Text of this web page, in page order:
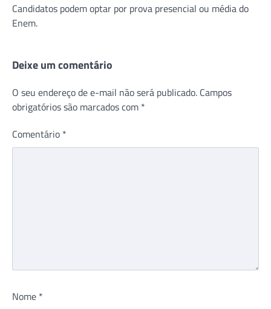
Candidatos podem optar por prova presencial ou média do
Enem.
Deixe um comentário
O seu endereço de e-mail não será publicado. Campos
obrigatórios são marcados com *
Comentário *
Nome *